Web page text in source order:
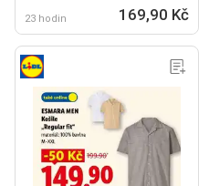
23 hodin 169,90 Kč